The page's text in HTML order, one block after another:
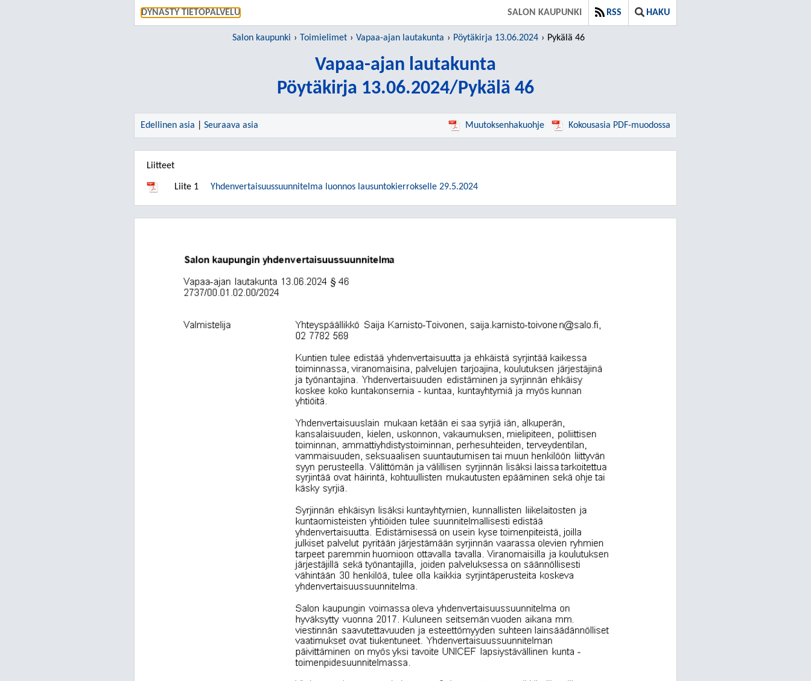
DYNASTY TIETOPALVELU SALON KAUPUNKI RSS HAKU
Salon kaupunki Toimielimet Vapaa-ajan lautakunta Pöytäkirja 13.06.2024 Pykälä 46
Vapaa-ajan lautakunta
Pöytäkirja 13.06.2024/Pykälä 46
Edellinen asia Seuraava asia Muutoksenhakuohje Kokousasia PDF-muodossa
Liitteet
Liite 1 Yhdenvertaisuussuunnitelma luonnos lausuntokierrokselle 29.5.2024